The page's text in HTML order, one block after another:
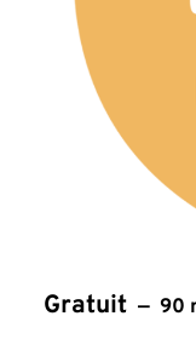
Gratuit 90